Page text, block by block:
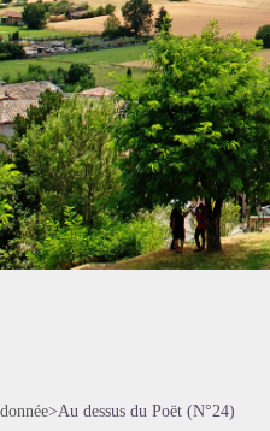
>Au dessus du Poët (N°24)